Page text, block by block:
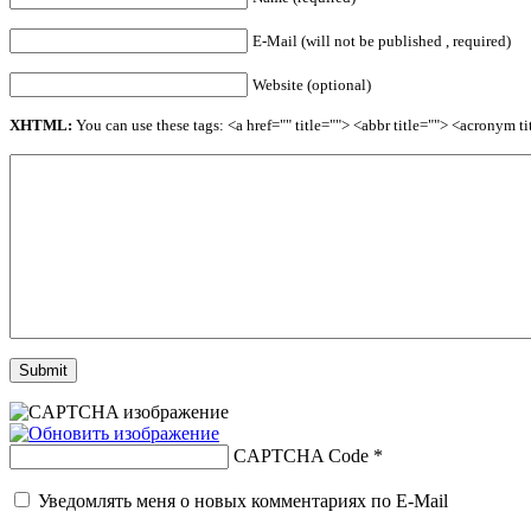
E-Mail (will not be published , required)
Website (optional)
XHTML: You can use these tags: <a href="" title=""> <abbr title="">
CAPTCHA Code *
Уведомлять меня о новых комментариях по E-Mail